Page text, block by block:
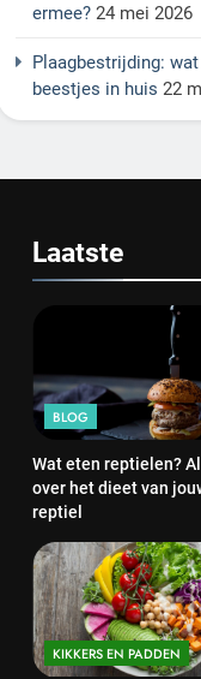
ermee? 24 mei 2026
Plaagbestrijding:
beestjes in huis 22
Laatste
BLOG
Wat eten reptielen?
over het dieet van
reptiel
KIKKERS EN PADDEN